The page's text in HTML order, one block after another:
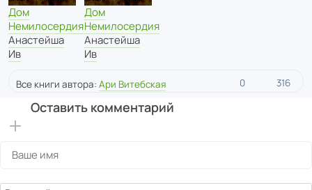
Дом
Немилосердия
Анастейша
Ив
Дом
Немилосердия
Анастейша
Ив
Все книги автора: Ари Витебская 0 316
Оставить комментарий